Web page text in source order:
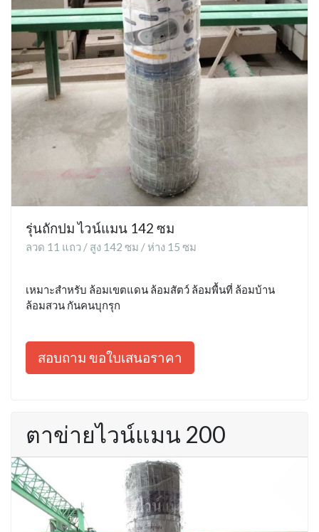
รุ่นถักปม ไวน์แมน 142 ซม
ลวด 11 แถว / สูง 142 ซม / ห่าง 15 ซม
เหมาะสำหรับ ล้อมเขตแดน ล้อมสัตว์ ล้อมพื้นที่ ล้อมบ้าน
ล้อมสวน กันคนบุกรุก
สอบถาม ขอใบเสนอราคา
ตาข่ายไวน์แมน 200